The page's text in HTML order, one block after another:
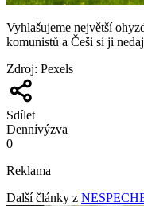
Vyhlašujeme největší
komunistů a Češi si ji
Zdroj: Pexels
Sdílet
Dennívýzva
0
Reklama
Další články z